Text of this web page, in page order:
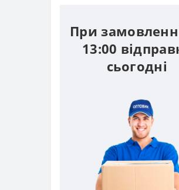
При
13:00
сьогодні